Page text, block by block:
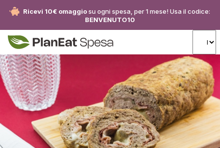
Ricevi 10€ omaggiosu ogni spesa, per 1 mese! Usa il codice:
BENVENUTO10